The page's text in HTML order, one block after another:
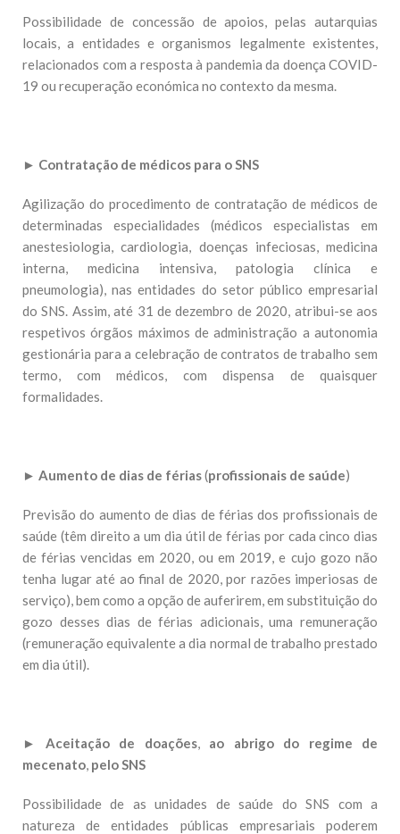
Possibilidade de concessão de apoios, pelas autarquias
locais, a entidades e organismos legalmente existentes,
relacionados com a resposta à pandemia da doença COVID-
19 ou recuperação económica no contexto da mesma.
► Contratação de médicos para o SNS
Agilização do procedimento de contratação de médicos de
determinadas especialidades (médicos especialistas em
anestesiologia, cardiologia, doenças infeciosas, medicina
interna, medicina intensiva, patologia clínica e
pneumologia), nas entidades do setor público empresarial
do SNS. Assim, até 31 de dezembro de 2020, atribui-se aos
respetivos órgãos máximos de administração a autonomia
gestionária para a celebração de contratos de trabalho sem
termo, com médicos, com dispensa de quaisquer
formalidades.
► Aumento de dias de férias(profissionais de saúde)
Previsão do aumento de dias de férias dos profissionais de
saúde (têm direito a um dia útil de férias por cada cinco dias
de férias vencidas em 2020, ou em 2019, e cujo gozo não
tenha lugar até ao final de 2020, por razões imperiosas de
serviço), bem como a opção de auferirem, em substituição do
gozo desses dias de férias adicionais, uma remuneração
(remuneração equivalente a dia normal de trabalho prestado
em dia útil).
► Aceitação de doações, ao abrigo do regime de
mecenato, pelo SNS
Possibilidade de as unidades de saúde do SNS com a
natureza de entidades públicas empresariais poderem